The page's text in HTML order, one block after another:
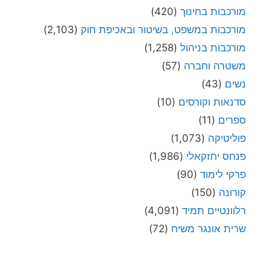
מורכבות בחינוך (420)
מורכבות במשפט, בשיטור ובאכיפת חוק (2,103)
מורכבות בניהול (1,258)
משטרה וחברה (57)
נשים (43)
סדנאות וקורסים (10)
ספרים (11)
פוליטיקה (1,073)
פנחס יחזקאלי (1,986)
פרקי לימוד (90)
קורונה (150)
רלוונטיים תמיד (4,091)
שרית אונגר משיח (72)